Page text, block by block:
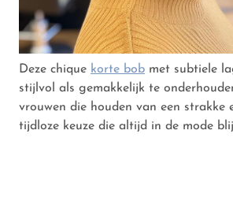
Deze chique korte bob met subtiele
stijlvol als gemakkelijk te
vrouwen die houden van een strakke
tijdloze keuze die altijd in de mode